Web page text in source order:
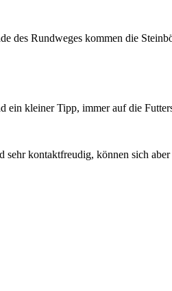
Rundweges kommen die
kleiner Tipp, immer auf die
kontaktfreudig, können sich